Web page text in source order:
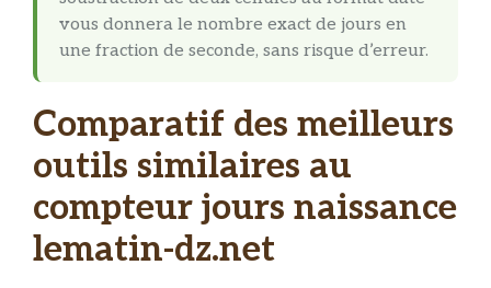
vous donnera le nombre exact de jours en
une fraction de seconde, sans risque d’erreur.
Comparatif des meilleurs
outils similaires au
compteur jours naissance
lematin-dz.net